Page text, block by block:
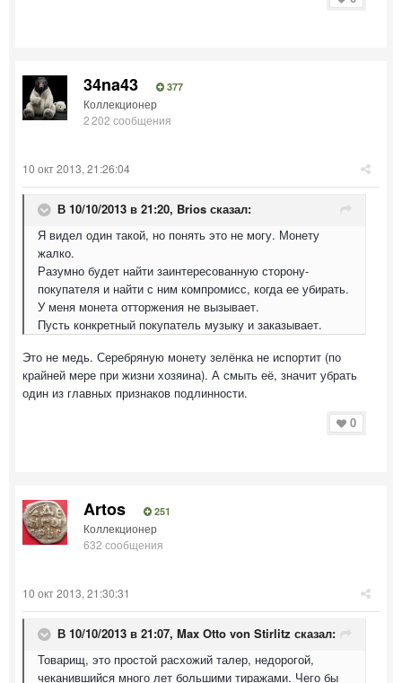
34na43 377
Коллекционер
2 202 сообщения
10 окт 2013, 21:26:04
В 10/10/2013 в 21:20, Brios сказал:
Я видел один такой, но понять это не могу. Монету
жалко.
Разумно будет найти заинтересованную сторону-
покупателя и найти с ним компромисс, когда ее убирать.
У меня монета отторжения не вызывает.
Пусть конкретный покупатель музыку и заказывает.
Это не медь. Серебряную монету зелёнка не испортит (по
крайней мере при жизни хозяина). А смыть её, значит убрать
один из главных признаков подлинности.
0
Artos 251
Коллекционер
632 сообщения
10 окт 2013, 21:30:31
В 10/10/2013 в 21:07, Max Otto von Stirlitz сказал:
Товарищ, это простой расхожий талер, недорогой,
чеканившийся много лет большими тиражами. Чего бы